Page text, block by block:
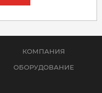
КОМПАНИЯ
ОБОРУДОВАНИЕ